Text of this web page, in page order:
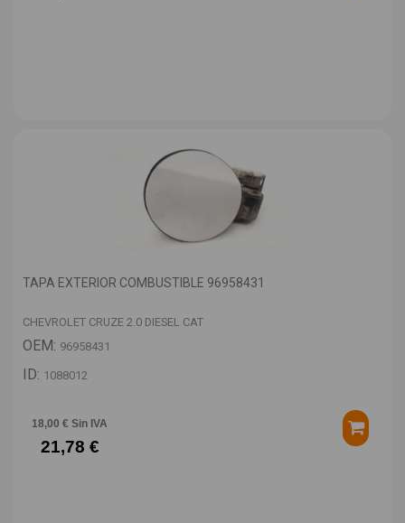
TAPA EXTERIOR COMBUSTIBLE 96958431
CHEVROLET CRUZE 2.0 DIESEL CAT
OEM: 96958431
ID: 1088012
18,00 € Sin IVA
21,78 €